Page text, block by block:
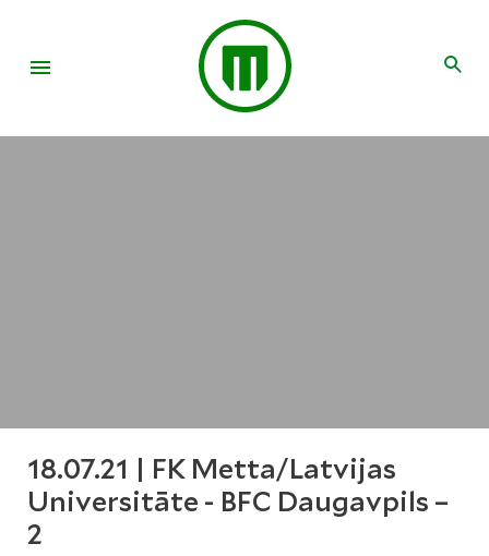
18.07.21 | FK Metta/Latvijas
Universitāte - BFC Daugavpils –
2